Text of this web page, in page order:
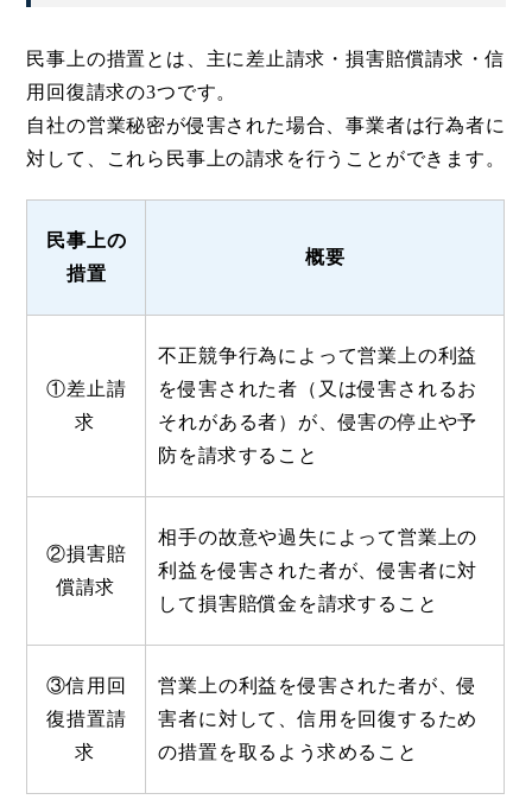
民事上の措置とは、主に差止請求・損害賠償請求・信
用回復請求の3つです。
自社の営業秘密が侵害された場合、事業者は行為者に
対して、これら民事上の請求を行うことができます。
民事上の
措置
概要
①差止請
求
不正競争行為によって営業上の利益
を侵害された者（又は侵害されるお
それがある者）が、侵害の停止や予
防を請求すること
②損害賠
償請求
相手の故意や過失によって営業上の
利益を侵害された者が、侵害者に対
して損害賠償金を請求すること
③信用回
復措置請
求
営業上の利益を侵害された者が、侵
害者に対して、信用を回復するため
の措置を取るよう求めること